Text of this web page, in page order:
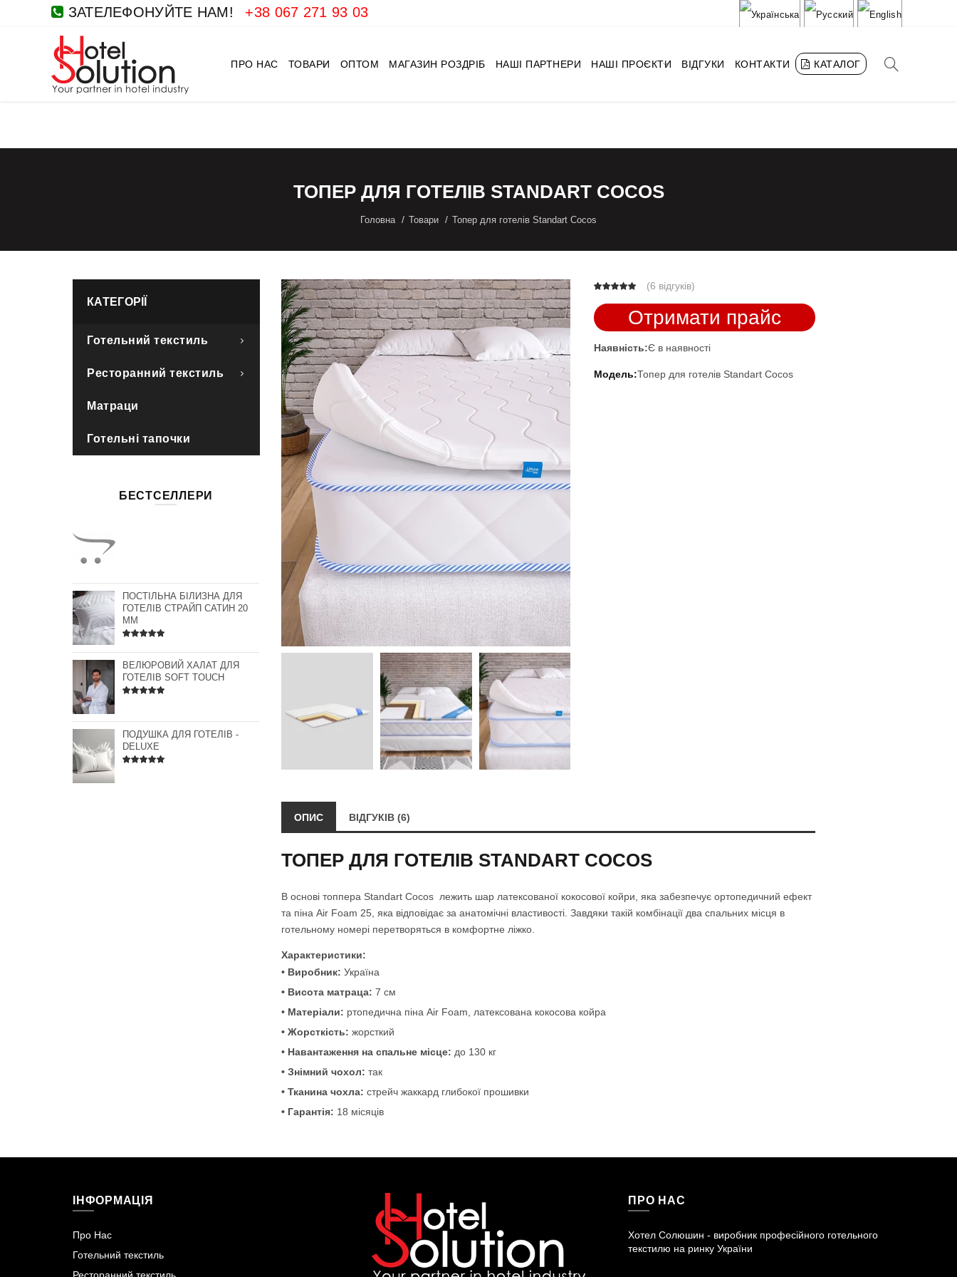
ЗАТЕЛЕФОНУЙТЕ НАМ! +38 067 271 93 03
ПРО НАС ТОВАРИ ОПТОМ МАГАЗИН РОЗДРІБ НАШІ ПАРТНЕРИ НАШІ ПРОЄКТИ ВІДГУКИ КОНТАКТИ КАТАЛОГ
ТОПЕР ДЛЯ ГОТЕЛІВ STANDART COCOS
Головна Товари Топер для готелів Standart Cocos
КАТЕГОРІЇ
Готельний текстиль
Ресторанний текстиль
Матраци
Готельні тапочки
БЕСТСЕЛЛЕРИ
ПОСТІЛЬНА БІЛИЗНА ДЛЯ
ГОТЕЛІВ СТРАЙП САТИН 20
ММ
ВЕЛЮРОВИЙ ХАЛАТ ДЛЯ
ГОТЕЛІВ SOFT TOUCH
ПОДУШКА ДЛЯ ГОТЕЛІВ -
DELUXE
(6 відгуків)
Отримати прайс
Наявність:Є в наявності
Модель:Топер для готелів Standart Cocos
ОПИС ВІДГУКІВ (6)
ТОПЕР ДЛЯ ГОТЕЛІВ STANDART COCOS
В основі топпера Standart Cocos лежить шар латексованої кокосової койри, яка забезпечує ортопедичний ефект
та піна Air Foam 25, яка відповідає за анатомічні властивості. Завдяки такій комбінації два спальних місця в
готельному номері перетворяться в комфортне ліжко.
Характеристики:
• Виробник: Україна
• Висота матраца: 7 см
• Матеріали: ртопедична піна Air Foam, латексована кокосова койра
• Жорсткість: жорсткий
• Навантаження на спальне місце: до 130 кг
• Знімний чохол: так
• Тканина чохла: стрейч жаккард глибокої прошивки
• Гарантія: 18 місяців
ІНФОРМАЦІЯ
Про Нас
Готельний текстиль
ПРО НАС
Хотел Солюшин - виробник професійного готельного
текстилю на ринку України